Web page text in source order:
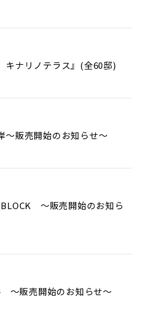
キナリノテラス』(全60邸)
～販売開始のお知らせ～
～販売開始のお知ら
～販売開始のお知らせ～